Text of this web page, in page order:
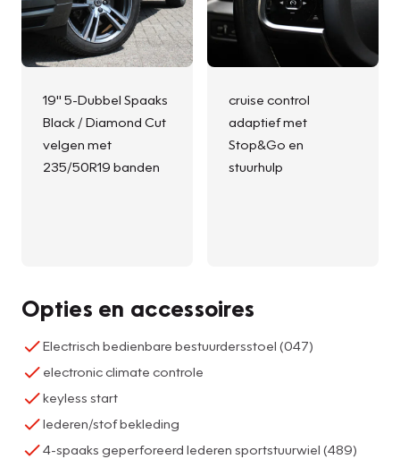
19" 5-Dubbel Spaaks
Black / Diamond Cut
velgen met
235/50R19 banden
cruise control
adaptief met
Stop&Go en
stuurhulp
Opties en accessoires
Electrisch bedienbare bestuurdersstoel (047)
electronic climate controle
keyless start
lederen/stof bekleding
4-spaaks geperforeerd lederen sportstuurwiel (489)